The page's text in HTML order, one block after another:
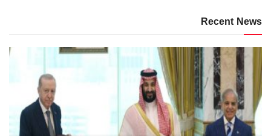
Recent News